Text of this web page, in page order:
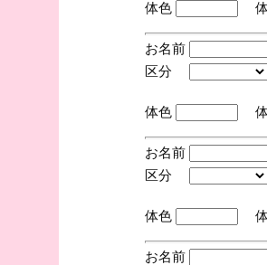
体色
体
お名前
区分
(手
体色
体
お名前
区分
(手
体色
体
お名前